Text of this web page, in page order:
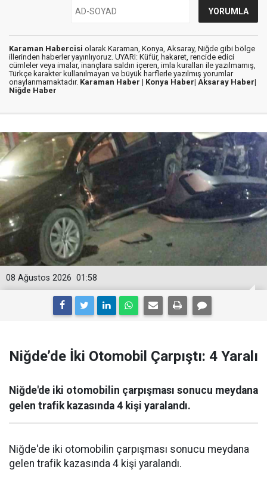
Karaman Habercisi olarak Karaman, Konya, Aksaray, Niğde gibi bölge
illerinden haberler yayınlıyoruz. UYARI: Küfür, hakaret, rencide edici
cümleler veya imalar, inançlara saldırı içeren, imla kuralları ile yazılmamış,
Türkçe karakter kullanılmayan ve büyük harflerle yazılmış yorumlar
onaylanmamaktadır. Karaman Haber | Konya Haber| Aksaray Haber|
Niğde Haber
01:58
08 Ağustos 2026
Niğde’de İki Otomobil Çarpıştı: 4 Yaralı
Niğde'de iki otomobilin çarpışması sonucu meydana
gelen trafik kazasında 4 kişi yaralandı.
Niğde'de iki otomobilin çarpışması sonucu meydana
gelen trafik kazasında 4 kişi yaralandı.